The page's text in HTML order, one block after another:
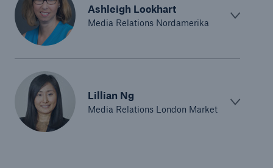
Ashleigh Lockhart
Media Relations Nordamerika
Lillian Ng
Media Relations London Market